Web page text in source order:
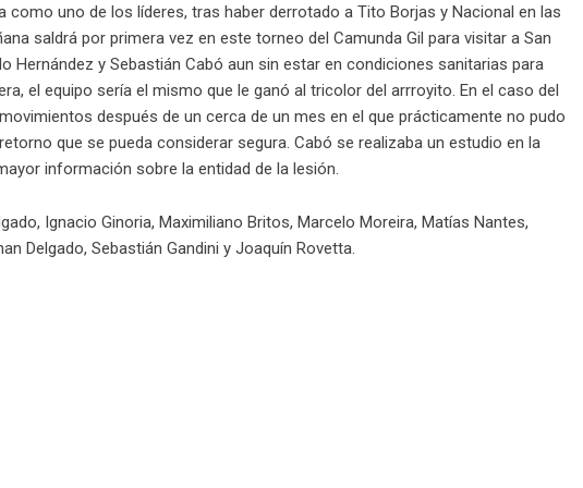
como uno de los líderes, tras haber derrotado a Tito Borjas y Nacional en las
saldrá por primera vez en este torneo del Camunda Gil para visitar a San
Hernández y Sebastián Cabó aun sin estar en condiciones sanitarias para
el equipo sería el mismo que le ganó al tricolor del arrroyito. En el caso del
después de un cerca de un mes en el que prácticamente no pudo
que se pueda considerar segura. Cabó se realizaba un estudio en la
información sobre la entidad de la lesión.
Ignacio Ginoria, Maximiliano Britos, Marcelo Moreira, Matías Nantes,
Delgado, Sebastián Gandini y Joaquín Rovetta.